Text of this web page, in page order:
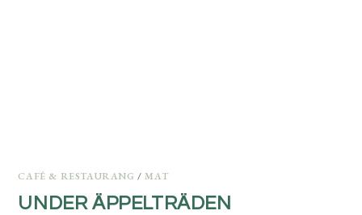
CAFÉ & RESTAURANG /MAT
UNDER ÄPPELTRÄDEN